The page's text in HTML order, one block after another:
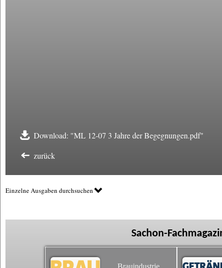
Download: "ML 12-07 3 Jahre der Begegnungen.pdf"
zurück
Einzelne Ausgaben durchsuchen
Sachon-
Brauindustrie